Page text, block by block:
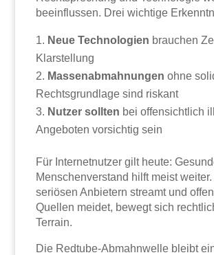
beeinflussen. Drei wichtige
Neue Technologien brauchen
Klarstellung
Massenabmahnungen ohne
Rechtsgrundlage sind riskant
Nutzer sollten bei offensichtlich
Angeboten vorsichtig sein
Für Internetnutzer gilt heute:
Menschenverstand hilft meist
seriösen Anbietern streamt und
Quellen meidet, bewegt sich
Terrain.
Die Redtube-Abmahnwelle bleibt